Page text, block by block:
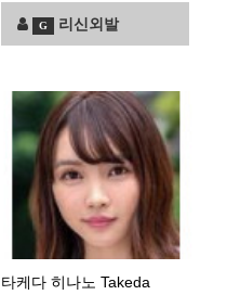
G 리신외발
타케다 히나노 Takeda